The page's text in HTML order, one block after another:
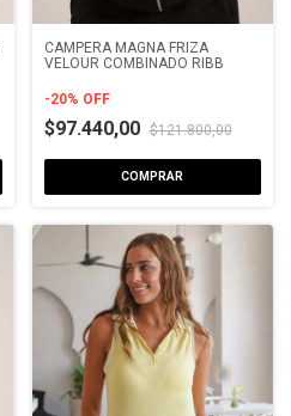
CAMPERA MAGNA FRIZA
VELOUR COMBINADO RIBB
-20% OFF
$97.440,00 $121.800,00
COMPRAR